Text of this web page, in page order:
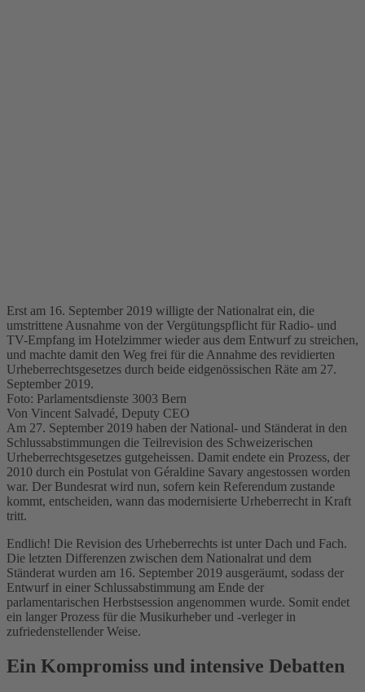
Erst am 16. September 2019 willigte der Nationalrat ein, die
umstrittene Ausnahme von der Vergütungspflicht für Radio- und
TV-Empfang im Hotelzimmer wieder aus dem Entwurf zu streichen,
und machte damit den Weg frei für die Annahme des revidierten
Urheberrechtsgesetzes durch beide eidgenössischen Räte am 27.
September 2019.
Foto: Parlamentsdienste 3003 Bern
Von Vincent Salvadé, Deputy CEO
Am 27. September 2019 haben der National- und Ständerat in den
Schlussabstimmungen die Teilrevision des Schweizerischen
Urheberrechtsgesetzes gutgeheissen. Damit endete ein Prozess, der
2010 durch ein Postulat von Géraldine Savary angestossen worden
war. Der Bundesrat wird nun, sofern kein Referendum zustande
kommt, entscheiden, wann das modernisierte Urheberrecht in Kraft
tritt.
Endlich! Die Revision des Urheberrechts ist unter Dach und Fach.
Die letzten Differenzen zwischen dem Nationalrat und dem
Ständerat wurden am 16. September 2019 ausgeräumt, sodass der
Entwurf in einer Schlussabstimmung am Ende der
parlamentarischen Herbstsession angenommen wurde. Somit endet
ein langer Prozess für die Musikurheber und -verleger in
zufriedenstellender Weise.
Ein Kompromiss und intensive Debatten